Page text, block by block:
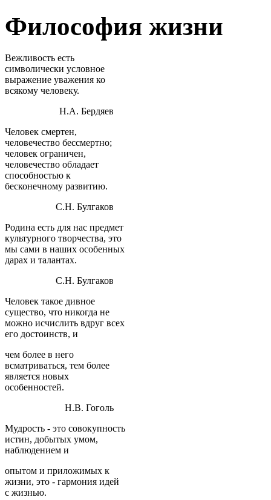
Философия жизни
Вежливость есть
символически условное
выражение уважения ко
всякому человеку.
Н.А. Бердяев
Человек смертен,
человечество бессмертно;
человек ограничен,
человечество обладает
способностью к
бесконечному развитию.
С.Н. Булгаков
Родина есть для нас предмет
культурного творчества, это
мы сами в наших особенных
дарах и талантах.
С.Н. Булгаков
Человек такое дивное
существо, что никогда не
можно исчислить вдруг всех
его достоинств, и
чем более в него
всматриваться, тем более
является новых
особенностей.
Н.В. Гоголь
Мудрость - это совокупность
истин, добытых умом,
наблюдением и
опытом и приложимых к
жизни, это - гармония идей
с жизнью.